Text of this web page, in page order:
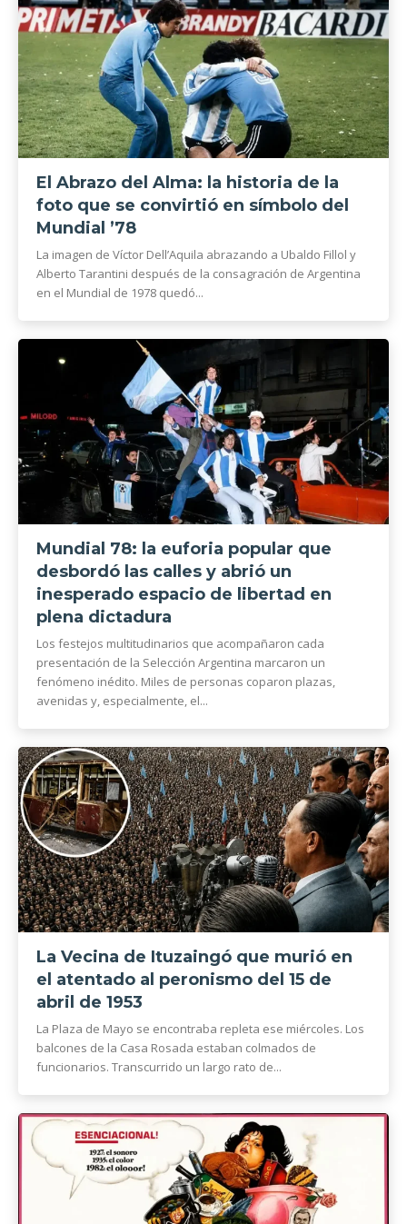
El Abrazo del Alma: la historia de la
foto que se convirtió en símbolo del
Mundial ’78
La imagen de Víctor Dell’Aquila abrazando a Ubaldo Fillol y
Alberto Tarantini después de la consagración de Argentina
en el Mundial de 1978 quedó...
Mundial 78: la euforia popular que
desbordó las calles y abrió un
inesperado espacio de libertad en
plena dictadura
Los festejos multitudinarios que acompañaron cada
presentación de la Selección Argentina marcaron un
fenómeno inédito. Miles de personas coparon plazas,
avenidas y, especialmente, el...
La Vecina de Ituzaingó que murió en
el atentado al peronismo del 15 de
abril de 1953
La Plaza de Mayo se encontraba repleta ese miércoles. Los
balcones de la Casa Rosada estaban colmados de
funcionarios. Transcurrido un largo rato de...